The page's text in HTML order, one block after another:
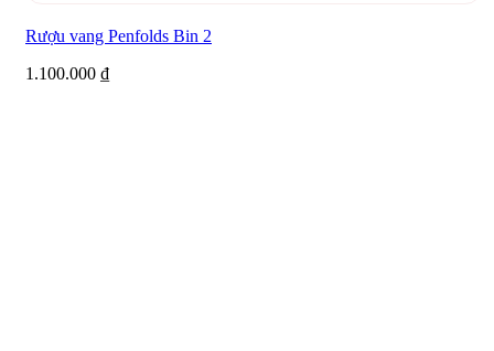
Rượu vang Penfolds Bin 2
1.100.000 ₫